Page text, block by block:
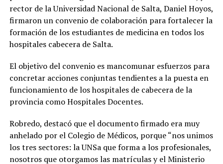
rector de la Universidad Nacional de Salta, Daniel Hoyos,
firmaron un convenio de colaboración para fortalecer la
formación de los estudiantes de medicina en todos los
hospitales cabecera de Salta.
El objetivo del convenio es mancomunar esfuerzos para
concretar acciones conjuntas tendientes a la puesta en
funcionamiento de los hospitales de cabecera de la
provincia como Hospitales Docentes.
Robredo, destacó que el documento firmado era muy
anhelado por el Colegio de Médicos, porque “nos unimos
los tres sectores: la UNSa que forma a los profesionales,
nosotros que otorgamos las matrículas y el Ministerio